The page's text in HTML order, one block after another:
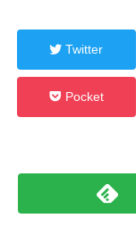
Twitter
Pocket